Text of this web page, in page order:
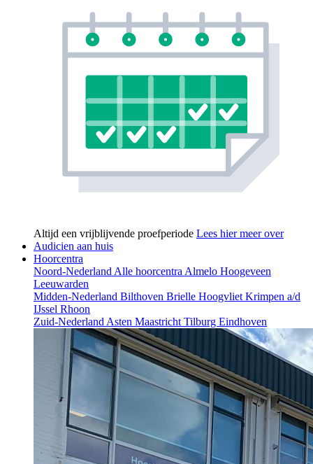
Altijd een vrijblijvende proefperiode Lees hier meer over
Audicien aan huis
Hoorcentra
Noord-Nederland Alle hoorcentra Almelo Hoogeveen
Leeuwarden
Midden-Nederland Bilthoven Brielle Hoogvliet Krimpen a/d
IJssel Rhoon
Zuid-Nederland Asten Maastricht Tilburg Eindhoven